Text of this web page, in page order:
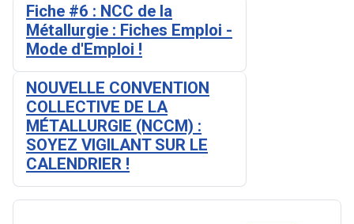
Fiche #6 : NCC de la
Métallurgie : Fiches Emploi -
Mode d'Emploi !
NOUVELLE CONVENTION
COLLECTIVE DE LA
MÉTALLURGIE (NCCM) :
SOYEZ VIGILANT SUR LE
CALENDRIER !